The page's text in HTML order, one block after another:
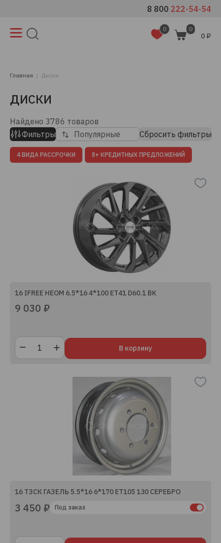
8 800 222-54-54
0 0
0 ₽
Главная Диски
ДИСКИ
Найдено 3786 товаров
Фильтры
Популярные Сбросить фильтры
4 ВИДА РАССРОЧКИ 8+ КРЕДИТНЫХ ПРЕДЛОЖЕНИЙ
16 IFREE НЕОМ 6.5*16 4*100 ET41 D60.1 BK
9 030 ₽
В корзину
16 ТЗСК ГАЗЕЛЬ 5.5*16 6*170 ЕТ105 130 СЕРЕБРО
3 450 ₽ Под заказ